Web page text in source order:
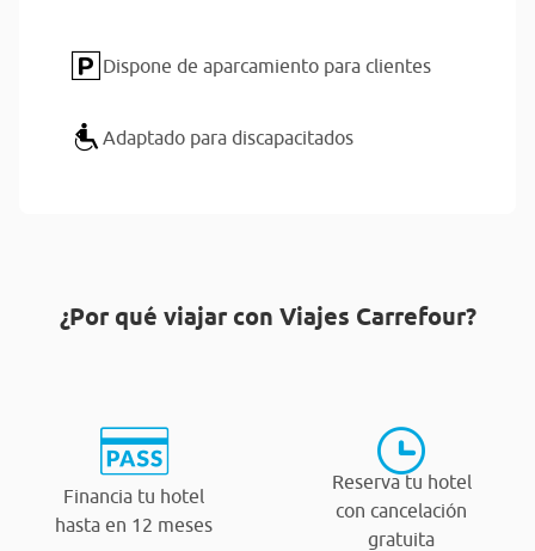
Dispone de aparcamiento para clientes
Adaptado para discapacitados
¿Por qué viajar con Viajes Carrefour?
Financia tu hotel
hasta en 12 meses
Reserva tu hotel
con cancelación
gratuita